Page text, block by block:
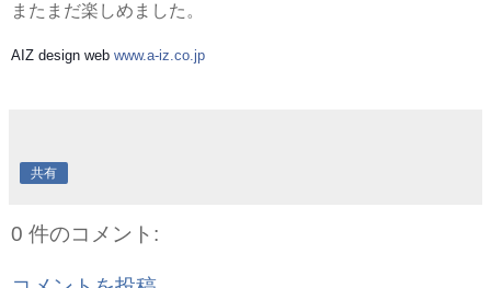
またまだ楽しめました。
AIZ design web www.a-iz.co.jp
共有
0 件のコメント: